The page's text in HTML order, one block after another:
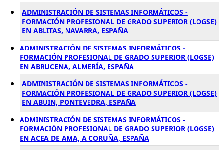
ADMINISTRACIÓN DE SISTEMAS INFORMÁTICOS -
FORMACIÓN PROFESIONAL DE GRADO SUPERIOR (LOGSE)
EN ABLITAS, NAVARRA, ESPAÑA
ADMINISTRACIÓN DE SISTEMAS INFORMÁTICOS -
FORMACIÓN PROFESIONAL DE GRADO SUPERIOR (LOGSE)
EN ABRUCENA, ALMERÍA, ESPAÑA
ADMINISTRACIÓN DE SISTEMAS INFORMÁTICOS -
FORMACIÓN PROFESIONAL DE GRADO SUPERIOR (LOGSE)
EN ABUIN, PONTEVEDRA, ESPAÑA
ADMINISTRACIÓN DE SISTEMAS INFORMÁTICOS -
FORMACIÓN PROFESIONAL DE GRADO SUPERIOR (LOGSE)
EN ACEA DE AMA, A CORUÑA, ESPAÑA